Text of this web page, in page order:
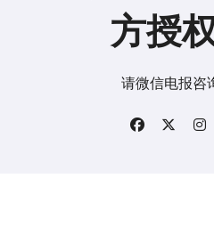
方授
请微信电报咨